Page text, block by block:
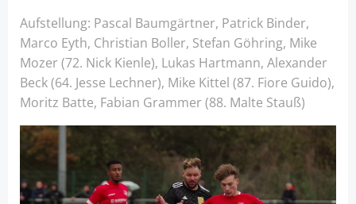
Aufstellung: Pascal Baumgärtner, Patrick Binder,
Marco Eyth, Christian Boller, Stefan Göhring, Mike
Mozer (72. Nick Kienle), Lukas Hartmann, Alexander
Beck (64. Jesse Lechner), Mike Kittel (87. Fiore Guido),
Moritz Batte, Fabian Grammer (88. Malte Stauß)